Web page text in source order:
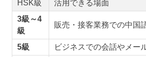
HSK級
活用できる場面
3級～4
級
販売・接客業務での中国
5級 ビジネスでの会話やメー